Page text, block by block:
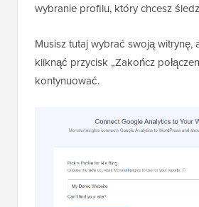
wybranie profilu, który chcesz
Musisz tutaj wybrać swoją witrynę,
kliknąć przycisk „Zakończ
kontynuować.